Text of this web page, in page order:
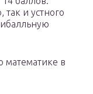
и устного
математике в